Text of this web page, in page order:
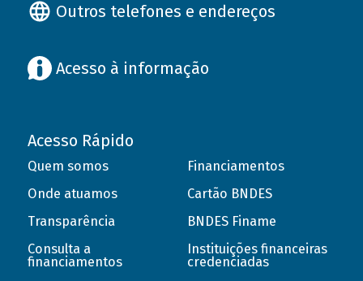
Outros telefones e endereços
Acesso à informação
Acesso Rápido
Quem somos
Onde atuamos
Transparência
Consulta a
financiamentos
Financiamentos
Cartão BNDES
BNDES Finame
Instituições financeiras
credenciadas